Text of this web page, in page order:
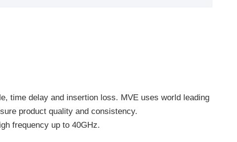
time delay and insertion loss. MVE uses world leading
product quality and consistency.
frequency up to 40GHz.